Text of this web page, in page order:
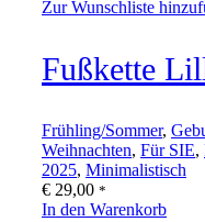
Zur Wunschliste
Fußkette
Frühling/Sommer,
Weihnachten, Für SIE,
2025, Minimalistisch
€ 29,00 *
In den Warenkorb